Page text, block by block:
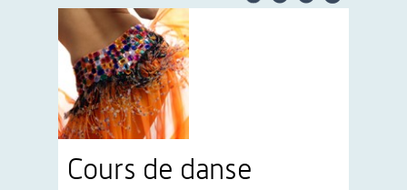
Cours de danse